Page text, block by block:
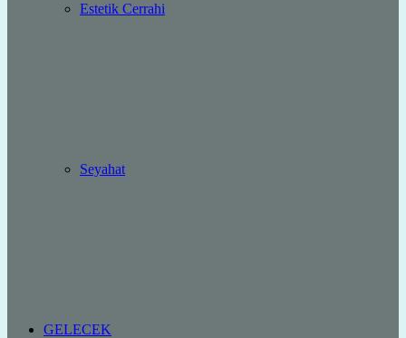
Estetik Cerrahi
Seyahat
GELECEK